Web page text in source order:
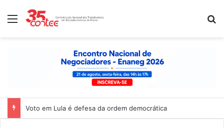
Menu
Nota de solidariedade ao povo venezuelano